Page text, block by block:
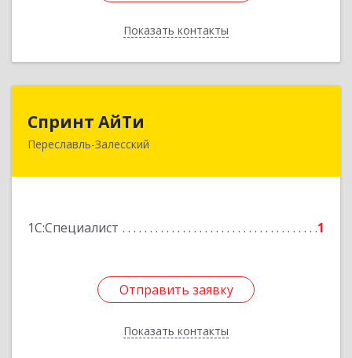
Показать контакты
Назад
Спринт АйТи
Переславль-Залесский
1С:Специалист 1
Отправить заявку
Показать контакты
152025, Ярославская обл, Переславль-
Отправить заявку
Назад